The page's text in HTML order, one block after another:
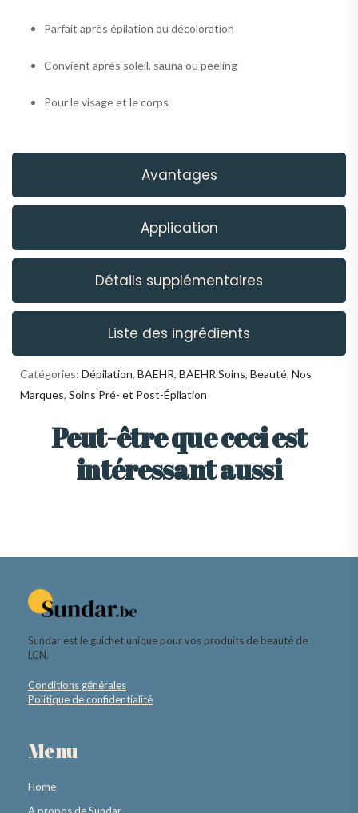
Avantages
Application
Détails supplémentaires
Liste des ingrédients
Parfait après épilation ou décoloration
Convient après soleil, sauna ou peeling
Pour le visage et le corps
Catégories: Dépilation, BAEHR, BAEHR Soins, Beauté, Nos
Marques, Soins Pré- et Post-Épilation
Peut-être que ceci est
intéressant aussi
Sundar est le guichet unique pour vos produits de beauté de
LCN.
Conditions générales
Politique de confidentialité
Menu
Home